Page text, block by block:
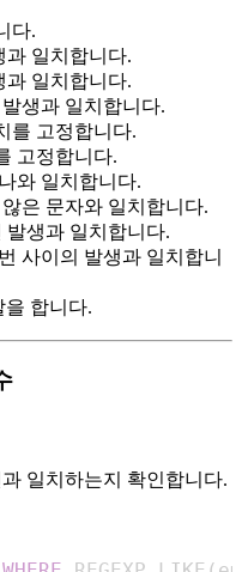
다.
과 일치합니다.
과 일치합니다.
생과 일치합니다.
를 고정합니다.
고정합니다.
와 일치합니다.
은 문자와 일치합니다.
발생과 일치합니다.
사이의 발생과 일치합니
을 합니다.
일치하는지 확인합니다.